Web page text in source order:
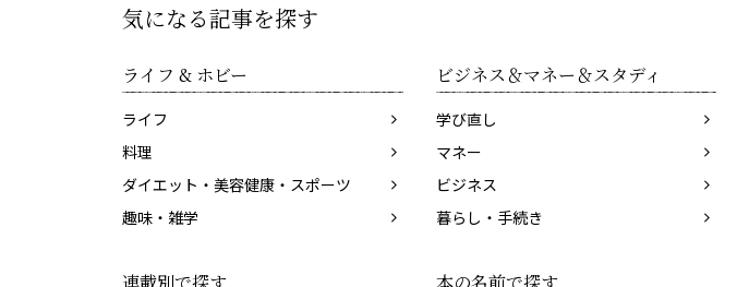
気になる記事を探す
ライフ & ホビー
ライフ
料理
ダイエット・美容健康・スポーツ
趣味・雑学
ビジネス＆マネー＆スタディ
学び直し
マネー
ビジネス
暮らし・手続き
連載別で探す 本の名前で探す